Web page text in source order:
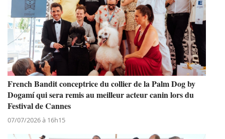
French Bandit conceptrice du collier de la Palm Dog by
Dogamí qui sera remis au meilleur acteur canin lors du
Festival de Cannes
07/07/2026 à 16h15